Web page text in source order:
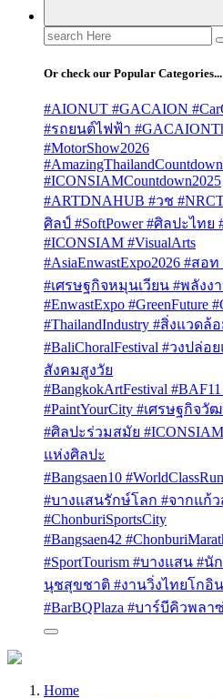
Search
for:
Or check our Popular Categories...
#AIONUT #GACAION
#รถยนต์ไฟฟ้า
#MotorShow2026
#ICONSIAMCountdown2025
#ARTDNAHUB #วช
ศิลป์ #SoftPower #ศิลปะไท
#ICONSIAM #VisualArts
#AsiaEnwastExpo2026 #ส
#เศรษฐกิจหมุนเวียน #พลังง
#EnwastExpo #GreenFuture
#ThailandIndustry #สิ่งแวดล้
#BaliChoralFestival #วงปล่
สังคมสูงวัย
#BangkokArtFestival
#PaintYourCity #เศรษฐกิจวั
#ศิลปะร่วมสมัย
แห่งศิลปะ
#Bangsaen10
#บางแสนรักษ์โลก #จากแก้วสู่
#ChonburiSportsCity
#Bangsaen42
#SportTourism #บางแสน #
นุชสุขชาติ #งานวิ่งไทยโกอิน
#BarBQPlaza #บาร์บีคิวพล
Home